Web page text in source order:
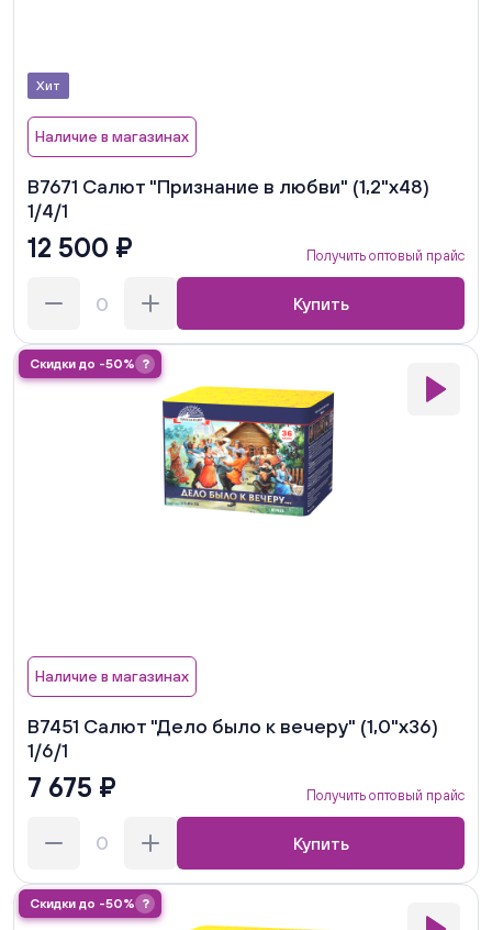
Хит
Наличие в магазинах
В7671 Салют "Признание в любви" (1,2"х48)
1/4/1
12 500 ₽ Получить оптовый прайс
Купить
Скидки до -50% ?
Наличие в магазинах
В7451 Салют "Дело было к вечеру" (1,0"х36)
1/6/1
7 675 ₽ Получить оптовый прайс
Купить
Скидки до -50% ?